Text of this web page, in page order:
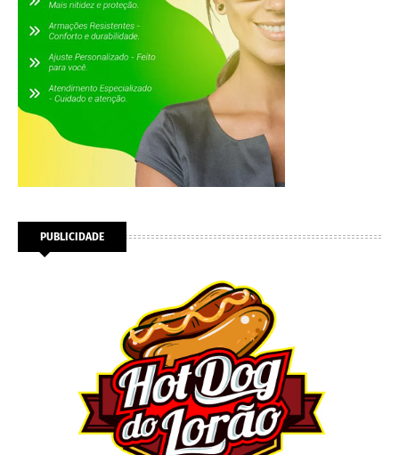
PUBLICIDADE